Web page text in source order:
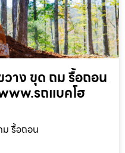
าง ขุด ถม รื้อถอน
รถแบคโฮ
ม รื้อถอน